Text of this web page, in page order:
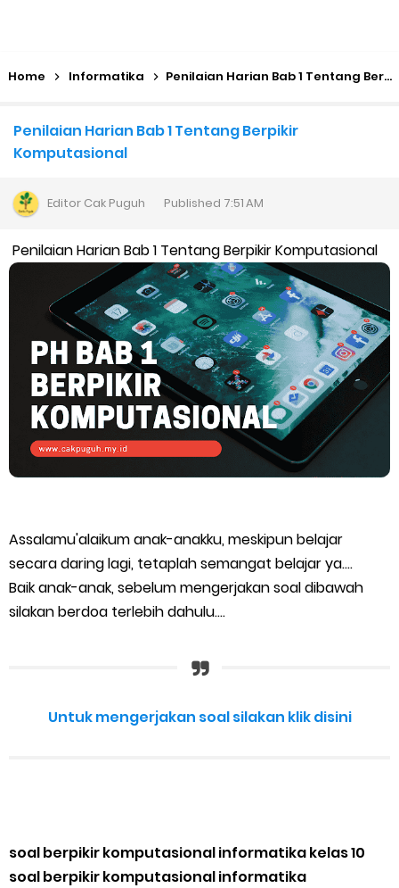
Home Informatika Penilaian Harian Bab 1 Tentang Berpikir Komputasional
Penilaian Harian Bab 1 Tentang Berpikir
Komputasional
Editor Cak Puguh Published 7:51 AM
Penilaian Harian Bab 1 Tentang Berpikir Komputasional
Assalamu'alaikum anak-anakku, meskipun belajar
secara daring lagi, tetaplah semangat belajar ya....
Baik anak-anak, sebelum mengerjakan soal dibawah
silakan berdoa terlebih dahulu....
Untuk mengerjakan soal silakan klik disini
soal berpikir komputasional informatika kelas 10
soal berpikir komputasional informatika